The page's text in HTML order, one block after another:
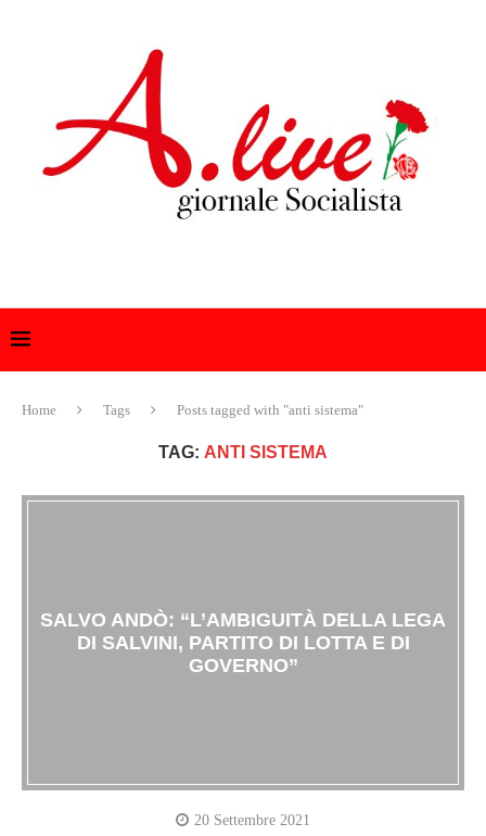
Home Tags Posts tagged with "anti sistema"
TAG: ANTI SISTEMA
SALVO ANDÒ: “L’AMBIGUITÀ DELLA LEGA
DI SALVINI, PARTITO DI LOTTA E DI
GOVERNO”
20 Settembre 2021